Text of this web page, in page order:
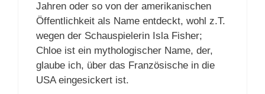
Jahren oder so von der amerikanischen
Öffentlichkeit als Name entdeckt, wohl z.T.
wegen der Schauspielerin Isla Fisher;
Chloe ist ein mythologischer Name, der,
glaube ich, über das Französische in die
USA eingesickert ist.